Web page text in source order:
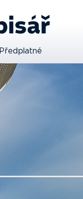
Předplatné